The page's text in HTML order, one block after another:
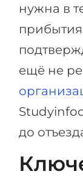
нужна в
ещё не
до